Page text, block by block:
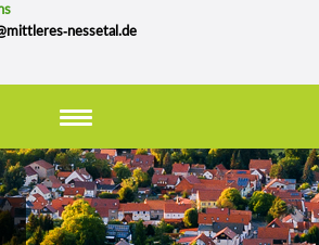
nessetal.de